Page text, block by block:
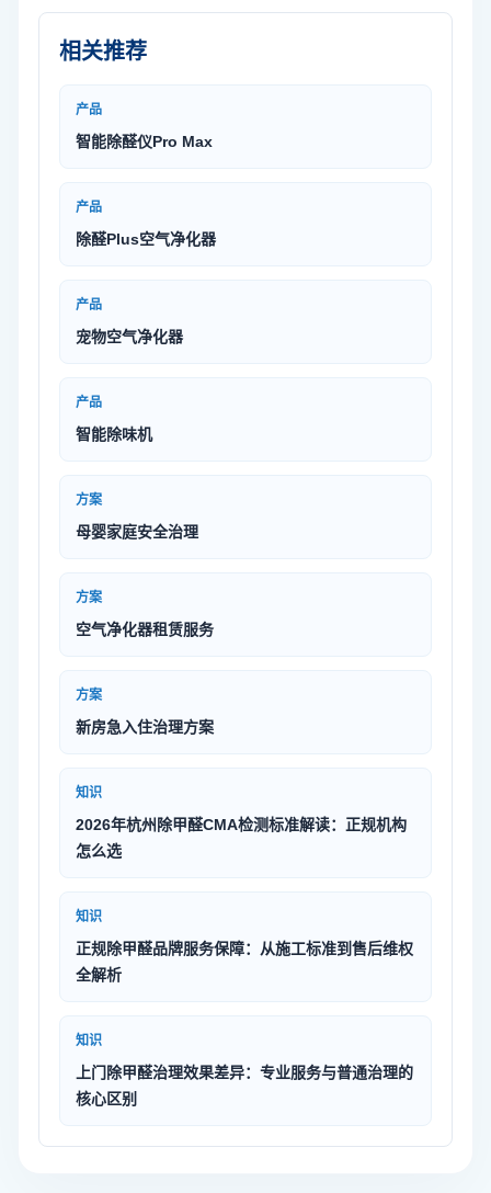
相关推荐
产品
智能除醛仪Pro Max
产品
除醛Plus空气净化器
产品
宠物空气净化器
产品
智能除味机
方案
母婴家庭安全治理
方案
空气净化器租赁服务
方案
新房急入住治理方案
知识
2026年杭州除甲醛CMA检测标准解读：正规机构
怎么选
知识
正规除甲醛品牌服务保障：从施工标准到售后维权
全解析
知识
上门除甲醛治理效果差异：专业服务与普通治理的
核心区别